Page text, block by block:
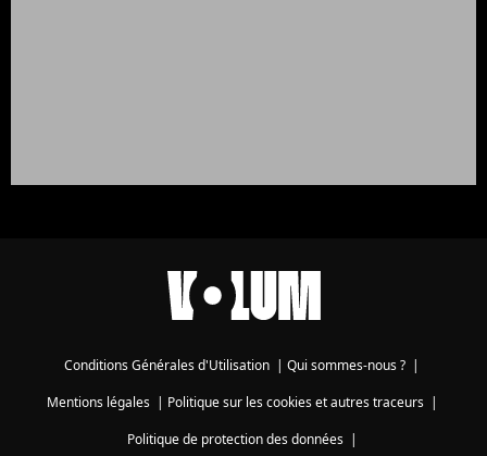
Conditions Générales d'Utilisation | Qui sommes-nous ? |
Mentions légales| Politique sur les cookies et autres traceurs|
Politique de protection des données|